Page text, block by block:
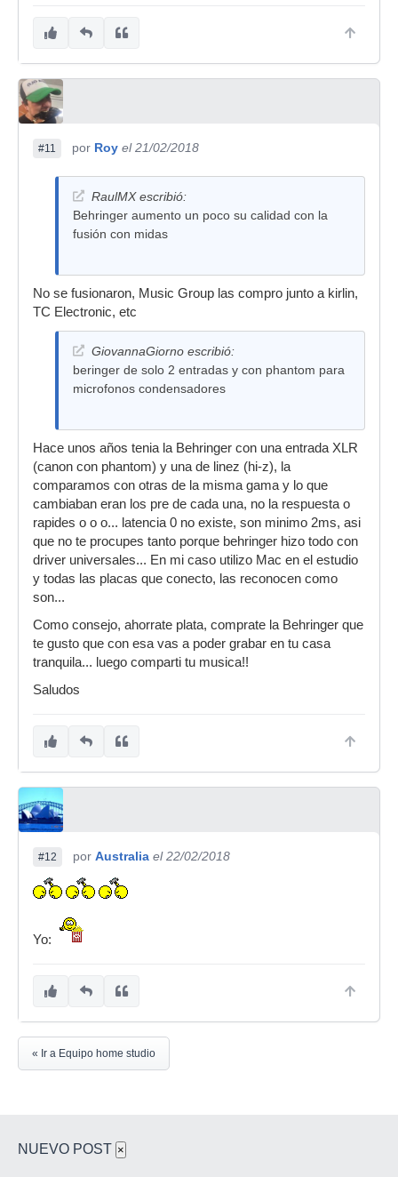
#11 por Roy el 21/02/2018
RaulMX escribió:
Behringer aumento un poco su calidad con la
fusión con midas
No se fusionaron, Music Group las compro junto a kirlin,
TC Electronic, etc
GiovannaGiorno escribió:
beringer de solo 2 entradas y con phantom para
microfonos condensadores
Hace unos años tenia la Behringer con una entrada XLR
(canon con phantom) y una de linez (hi-z), la
comparamos con otras de la misma gama y lo que
cambiaban eran los pre de cada una, no la respuesta o
rapides o o o... latencia 0 no existe, son minimo 2ms, asi
que no te procupes tanto porque behringer hizo todo con
driver universales... En mi caso utilizo Mac en el estudio
y todas las placas que conecto, las reconocen como
son...
Como consejo, ahorrate plata, comprate la Behringer que
te gusto que con esa vas a poder grabar en tu casa
tranquila... luego comparti tu musica!!
Saludos
#12 por Australia el 22/02/2018
Yo:
« Ir a Equipo home studio
NUEVO POST ×